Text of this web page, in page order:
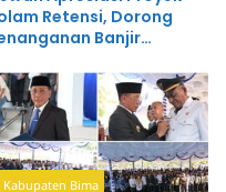
Retensi, Dorong
Banjir
Kabupaten Bima